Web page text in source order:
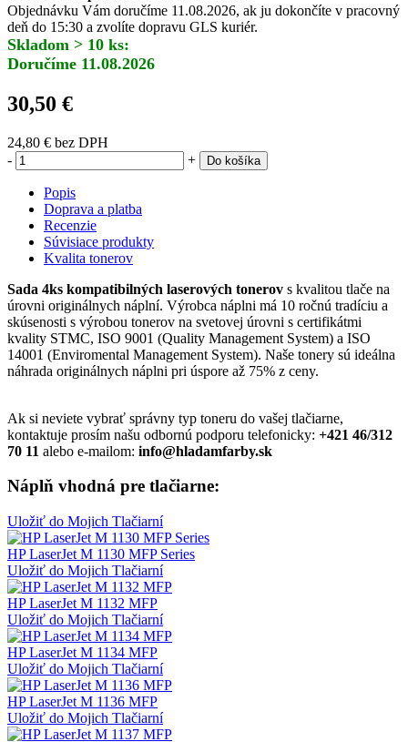
Objednávku Vám doručíme 11.08.2026, ak ju dokončíte v pracovný
deň do 15:30 a zvolíte dopravu GLS kuriér.
Skladom > 10 ks:
Doručíme 11.08.2026
30,50 €
24,80 € bez DPH
-
+ Do košíka
Popis
Doprava a platba
Recenzie
Súvisiace produkty
Kvalita tonerov
Sada 4ks kompatibilných laserových tonerov s kvalitou tlače na
úrovni originálnych náplní. Výrobca náplni má 10 ročnú tradíciu a
skúsenosti s výrobou tonerov na svetovej úrovni s certifikátmi
kvality STMC, ISO 9001 (Quality Management System) a ISO
14001 (Enviromental Management System). Naše tonery sú ideálna
náhrada originálnych náplni pri úspore až 75% z ceny.
Ak si neviete vybrať správny typ toneru do vašej tlačiarne,
kontaktuje prosím našu odbornú podporu telefonicky: +421 46/312
70 11 alebo e-mailom: info@hladamfarby.sk
Náplň vhodná pre tlačiarne:
Uložiť do Mojich Tlačiarní
HP LaserJet M 1130 MFP Series
Uložiť do Mojich Tlačiarní
HP LaserJet M 1132 MFP
Uložiť do Mojich Tlačiarní
HP LaserJet M 1134 MFP
Uložiť do Mojich Tlačiarní
HP LaserJet M 1136 MFP
Uložiť do Mojich Tlačiarní